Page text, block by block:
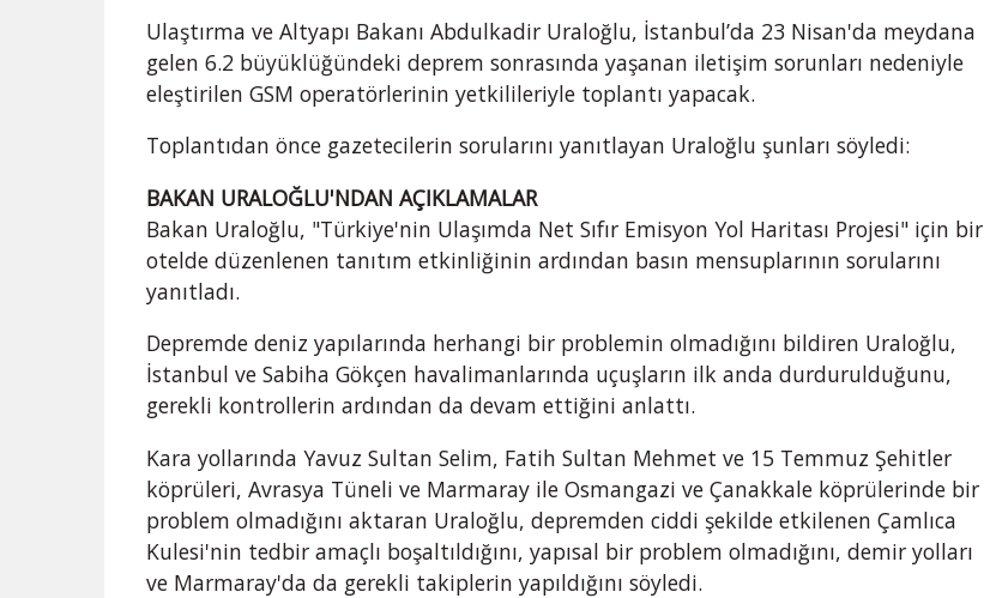
Ulaştırma ve Altyapı Bakanı Abdulkadir Uraloğlu, İstanbul’da 23 Nisan'da meydana
gelen 6.2 büyüklüğündeki deprem sonrasında yaşanan iletişim sorunları nedeniyle
eleştirilen GSM operatörlerinin yetkilileriyle toplantı yapacak.
Toplantıdan önce gazetecilerin sorularını yanıtlayan Uraloğlu şunları söyledi:
BAKAN URALOĞLU'NDAN AÇIKLAMALAR
Bakan Uraloğlu, "Türkiye'nin Ulaşımda Net Sıfır Emisyon Yol Haritası Projesi" için bir
otelde düzenlenen tanıtım etkinliğinin ardından basın mensuplarının sorularını
yanıtladı.
Depremde deniz yapılarında herhangi bir problemin olmadığını bildiren Uraloğlu,
İstanbul ve Sabiha Gökçen havalimanlarında uçuşların ilk anda durdurulduğunu,
gerekli kontrollerin ardından da devam ettiğini anlattı.
Kara yollarında Yavuz Sultan Selim, Fatih Sultan Mehmet ve 15 Temmuz Şehitler
köprüleri, Avrasya Tüneli ve Marmaray ile Osmangazi ve Çanakkale köprülerinde bir
problem olmadığını aktaran Uraloğlu, depremden ciddi şekilde etkilenen Çamlıca
Kulesi'nin tedbir amaçlı boşaltıldığını, yapısal bir problem olmadığını, demir yolları
ve Marmaray'da da gerekli takiplerin yapıldığını söyledi.